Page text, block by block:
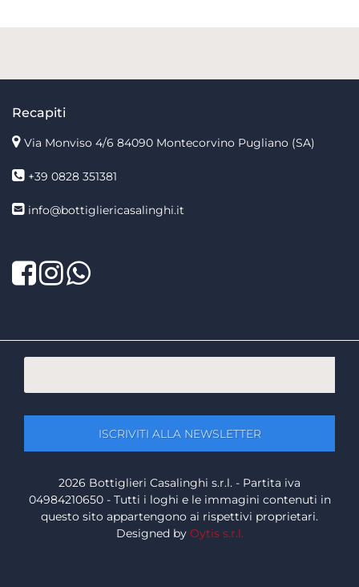
Recapiti
Via Monviso 4/6 84090 Montecorvino Pugliano (SA)
+39 0828 351381
info@bottigliericasalinghi.it
Facebook
TwitterLinkedIn
2026 Bottiglieri Casalinghi s.r.l. - Partita iva
04984210650 - Tutti i loghi e le immagini contenuti in
questo sito appartengono ai rispettivi proprietari.
Designed by Oytis s.r.l.